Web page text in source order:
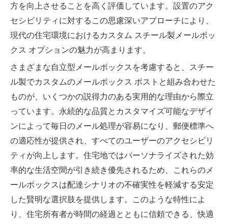
方を向上させることを高く評価しています。設置のアク
セシビリティに対するこの思慮深いアプローチにより、
現代の住宅環境におけるカスタム スチール製メールボッ
クス オプションの魅力が高まります。
さまざまな自立型メールボックスを考慮すると、スチー
ル製でカスタムのメールボックス ポストと組み合わせた
ものが、いくつかの説得力のある実用的な理由から際立
っています。永続的な品質とカスタマイズ可能なデザイ
ンによって毎日のメール処理が容易になり、郵便標準へ
の適応性が提供され、すべてのユーザーのアクセシビリ
ティが向上します。住宅地ではパーソナライズされた効
率的な生活空間が引き続き優先されるため、これらのメ
ールボックスは配達シナリオの不確実性を軽減する安定
した賢明な選択肢を提供します。このような特性によ
り、住宅所有者が時間の経過とともに信頼できる、快適